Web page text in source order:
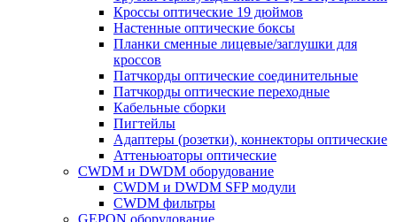
Кроссы оптические 19 дюймов
Настенные оптические боксы
Планки сменные лицевые/заглушки для
кроссов
Патчкорды оптические соединительные
Патчкорды оптические переходные
Кабельные сборки
Пигтейлы
Адаптеры (розетки), коннекторы оптические
Аттеньюаторы оптические
CWDM и DWDM оборудование
CWDM и DWDM SFP модули
CWDM фильтры
GEPON оборудование